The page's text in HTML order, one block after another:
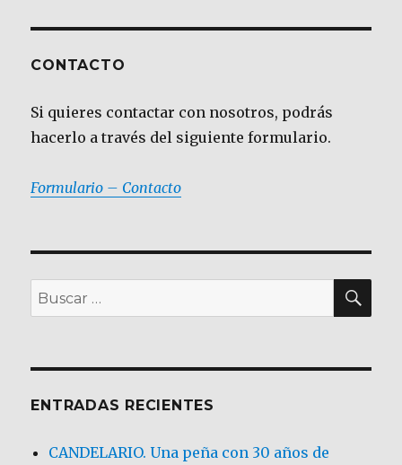
CONTACTO
Si quieres contactar con nosotros, podrás
hacerlo a través del siguiente formulario.
Formulario – Contacto
Buscar
por:
ENTRADAS RECIENTES
CANDELARIO. Una peña con 30 años de